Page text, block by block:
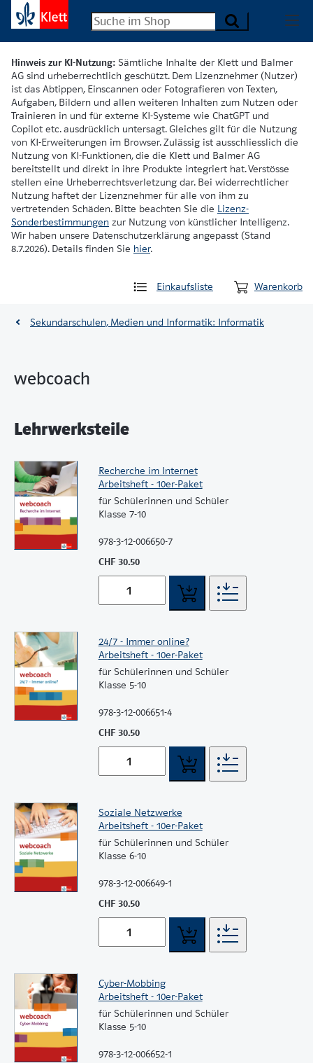
Hinweis zur KI-Nutzung: Sämtliche Inhalte der Klett und Balmer
AG sind urheberrechtlich geschützt. Dem Lizenznehmer (Nutzer)
ist das Abtippen, Einscannen oder Fotografieren von Texten,
Aufgaben, Bildern und allen weiteren Inhalten zum Nutzen oder
Trainieren in und für externe KI-Systeme wie ChatGPT und
Copilot etc. ausdrücklich untersagt. Gleiches gilt für die Nutzung
von KI-Erweiterungen im Browser. Zulässig ist ausschliesslich die
Nutzung von KI-Funktionen, die die Klett und Balmer AG
bereitstellt und direkt in ihre Produkte integriert hat. Verstösse
stellen eine Urheberrechtsverletzung dar. Bei widerrechtlicher
Nutzung haftet der Lizenznehmer für alle von ihm zu
vertretenden Schäden. Bitte beachten Sie die Lizenz-
Sonderbestimmungen zur Nutzung von künstlicher Intelligenz.
Wir haben unsere Datenschutzerklärung angepasst (Stand
8.7.2026). Details finden Sie hier.
Einkaufsliste Warenkorb
Sekundarschulen, Medien und Informatik: Informatik
webcoach
Lehrwerksteile
Recherche im Internet
Arbeitsheft - 10er-Paket
für Schülerinnen und Schüler
Klasse 7-10
978-3-12-006650-7
CHF 30.50
24/7 - Immer online?
Arbeitsheft - 10er-Paket
für Schülerinnen und Schüler
Klasse 5-10
978-3-12-006651-4
CHF 30.50
Soziale Netzwerke
Arbeitsheft - 10er-Paket
für Schülerinnen und Schüler
Klasse 6-10
978-3-12-006649-1
CHF 30.50
Cyber-Mobbing
Arbeitsheft - 10er-Paket
für Schülerinnen und Schüler
Klasse 5-10
978-3-12-006652-1